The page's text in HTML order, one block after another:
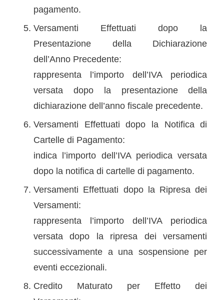
pagamento.
Versamenti Effettuati dopo la
Presentazione della Dichiarazione
dell’Anno Precedente:
rappresenta l’importo dell’IVA periodica
versata dopo la presentazione della
dichiarazione dell’anno fiscale precedente.
Versamenti Effettuati dopo la Notifica di
Cartelle di Pagamento:
indica l’importo dell’IVA periodica versata
dopo la notifica di cartelle di pagamento.
Versamenti Effettuati dopo la Ripresa dei
Versamenti:
rappresenta l’importo dell’IVA periodica
versata dopo la ripresa dei versamenti
successivamente a una sospensione per
eventi eccezionali.
Credito Maturato per Effetto dei